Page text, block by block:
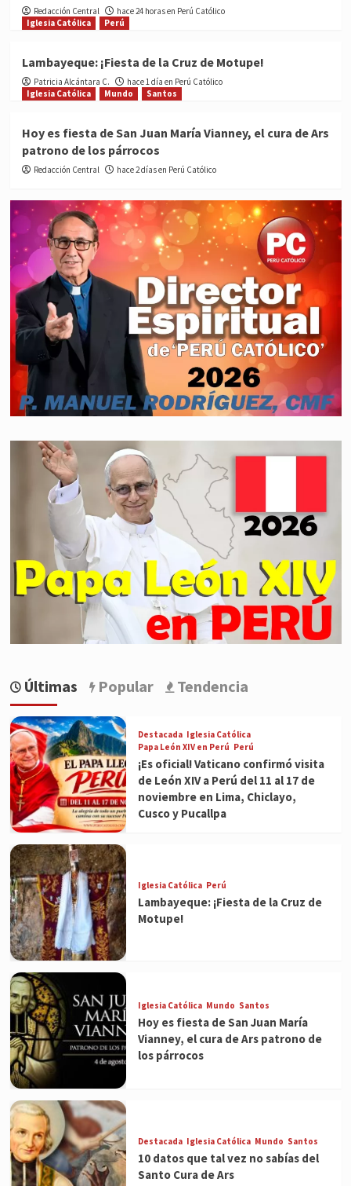
Redacción Central
hace 24 horas en Perú Católico
Iglesia Católica
Perú
Lambayeque: ¡Fiesta de la Cruz de Motupe!
Patricia Alcántara C.
hace 1 día en Perú Católico
Iglesia Católica
Mundo Santos
Hoy es fiesta de San Juan María Vianney, el cura de Ars
patrono de los párrocos
Redacción Central hace 2 días en Perú Católico
Últimas Popular Tendencia
Destacada Iglesia Católica
Papa León XIV en Perú Perú
¡Es oficial! Vaticano confirmó visita
de León XIV a Perú del 11 al 17 de
noviembre en Lima, Chiclayo,
Cusco y Pucallpa
Iglesia Católica Perú
Lambayeque: ¡Fiesta de la Cruz de
Motupe!
Iglesia Católica Mundo Santos
Hoy es fiesta de San Juan María
Vianney, el cura de Ars patrono de
los párrocos
Destacada Iglesia Católica Mundo Santos
10 datos que tal vez no sabías del
Santo Cura de Ars